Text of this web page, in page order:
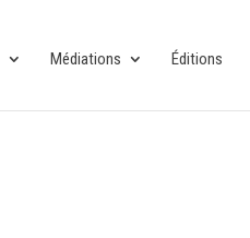
Médiations Éditions